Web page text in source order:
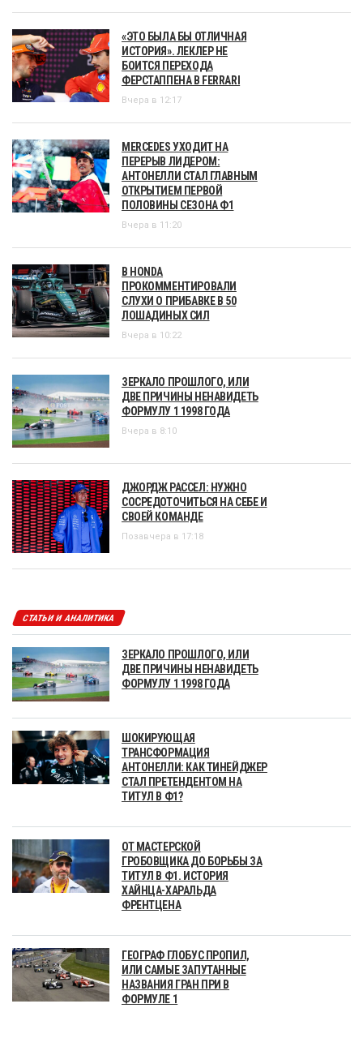
«ЭТО БЫЛА БЫ ОТЛИЧНАЯ
ИСТОРИЯ». ЛЕКЛЕР НЕ
БОИТСЯ ПЕРЕХОДА
ФЕРСТАППЕНА В FERRARI
Вчера в 12:17
MERCEDES УХОДИТ НА
ПЕРЕРЫВ ЛИДЕРОМ:
АНТОНЕЛЛИ СТАЛ ГЛАВНЫМ
ОТКРЫТИЕМ ПЕРВОЙ
ПОЛОВИНЫ СЕЗОНА Ф1
Вчера в 11:20
В HONDA
ПРОКОММЕНТИРОВАЛИ
СЛУХИ О ПРИБАВКЕ В 50
ЛОШАДИНЫХ СИЛ
Вчера в 10:22
ЗЕРКАЛО ПРОШЛОГО, ИЛИ
ДВЕ ПРИЧИНЫ НЕНАВИДЕТЬ
ФОРМУЛУ 1 1998 ГОДА
Вчера в 8:10
ДЖОРДЖ РАССЕЛ: НУЖНО
СОСРЕДОТОЧИТЬСЯ НА СЕБЕ И
СВОЕЙ КОМАНДЕ
Позавчера в 17:18
СТАТЬИ И АНАЛИТИКА
ЗЕРКАЛО ПРОШЛОГО, ИЛИ
ДВЕ ПРИЧИНЫ НЕНАВИДЕТЬ
ФОРМУЛУ 1 1998 ГОДА
ШОКИРУЮЩАЯ
ТРАНСФОРМАЦИЯ
АНТОНЕЛЛИ: КАК ТИНЕЙДЖЕР
СТАЛ ПРЕТЕНДЕНТОМ НА
ТИТУЛ В Ф1?
ОТ МАСТЕРСКОЙ
ГРОБОВЩИКА ДО БОРЬБЫ ЗА
ТИТУЛ В Ф1. ИСТОРИЯ
ХАЙНЦА-ХАРАЛЬДА
ФРЕНТЦЕНА
ГЕОГРАФ ГЛОБУС ПРОПИЛ,
ИЛИ САМЫЕ ЗАПУТАННЫЕ
НАЗВАНИЯ ГРАН ПРИ В
ФОРМУЛЕ 1